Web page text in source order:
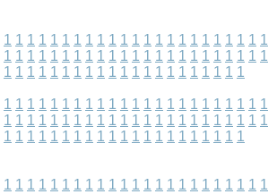
1 1 1 1 1 1 1 1 1 1 1 1 1 1 1 1 1 1 1 1 1 1 1
1 1 1 1 1 1 1 1 1 1 1 1 1 1 1 1 1 1 1 1 1 1 1
1 1 1 1 1 1 1 1 1 1 1 1 1 1 1 1 1 1 1 1 1
1 1 1 1 1 1 1 1 1 1 1 1 1 1 1 1 1 1 1 1 1 1 1
1 1 1 1 1 1 1 1 1 1 1 1 1 1 1 1 1 1 1 1 1 1 1
1 1 1 1 1 1 1 1 1 1 1 1 1 1 1 1 1 1 1 1 1
1 1 1 1 1 1 1 1 1 1 1 1 1 1 1 1 1 1 1 1 1 1 1